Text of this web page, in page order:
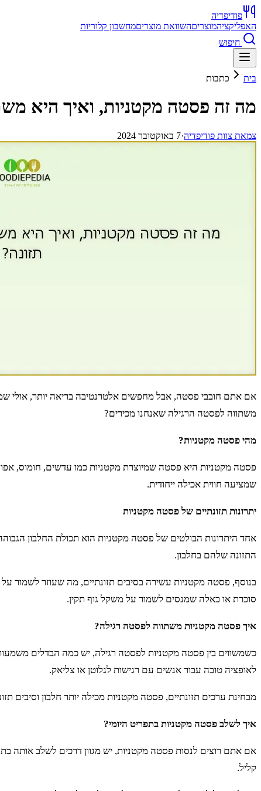
פודיפדיה
האפליקציהמוצריםהשוואת מוצריםמחשבון קלוריות
חיפוש
בית כתבות
מה זה פסטה מקטניות, ואיך היא
צמאת צוות פודיפדיה·7 באוקטובר 2024
אם אתם חובבי פסטה, אבל מחפשים אלטרנטיבה בריאה יותר, אולי
משתווה לפסטה הרגילה שאנחנו מכירים?
מהי פסטה מקטניות?
פסטה מקטניות היא פסטה שמיוצרת מקטניות כמו עדשים, חומוס,
שמציעה חווית אכילה ייחודית.
יתרונות תזונתיים של פסטה מקטניות
אחד היתרונות הבולטים של פסטה מקטניות הוא תכולת החלבון
התזונה שלהם בחלבון.
בנוסף, פסטה מקטניות עשירה בסיבים תזונתיים, מה שעוזר לשמור
סוכרת או כאלה שמנסים לשמור על משקל גוף תקין.
איך פסטה מקטניות משתווה לפסטה רגילה?
כשמשווים בין פסטה מקטניות לפסטה רגילה, יש כמה הבדלים
לאופציה טובה עבור אנשים עם רגישות לגלוטן או צליאק.
מבחינת ערכים תזונתיים, פסטה מקטניות מכילה יותר חלבון
איך לשלב פסטה מקטניות בתפריט היומי?
אם אתם רוצים לנסות פסטה מקטניות, יש מגוון דרכים לשלב אותה
קליל.